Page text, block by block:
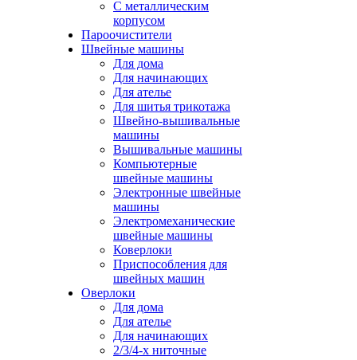
С металлическим
корпусом
Пароочистители
Швейные машины
Для дома
Для начинающих
Для ателье
Для шитья трикотажа
Швейно-вышивальные
машины
Вышивальные машины
Компьютерные
швейные машины
Электронные швейные
машины
Электромеханические
швейные машины
Коверлоки
Приспособления для
швейных машин
Оверлоки
Для дома
Для ателье
Для начинающих
2/3/4-х ниточные